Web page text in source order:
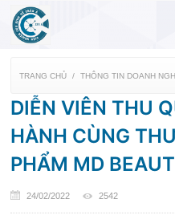
TRANG CHỦ THÔNG TIN DOANH
DIỄN VIÊN THU
HÀNH CÙNG
PHẨM MD
24/02/2022 2542